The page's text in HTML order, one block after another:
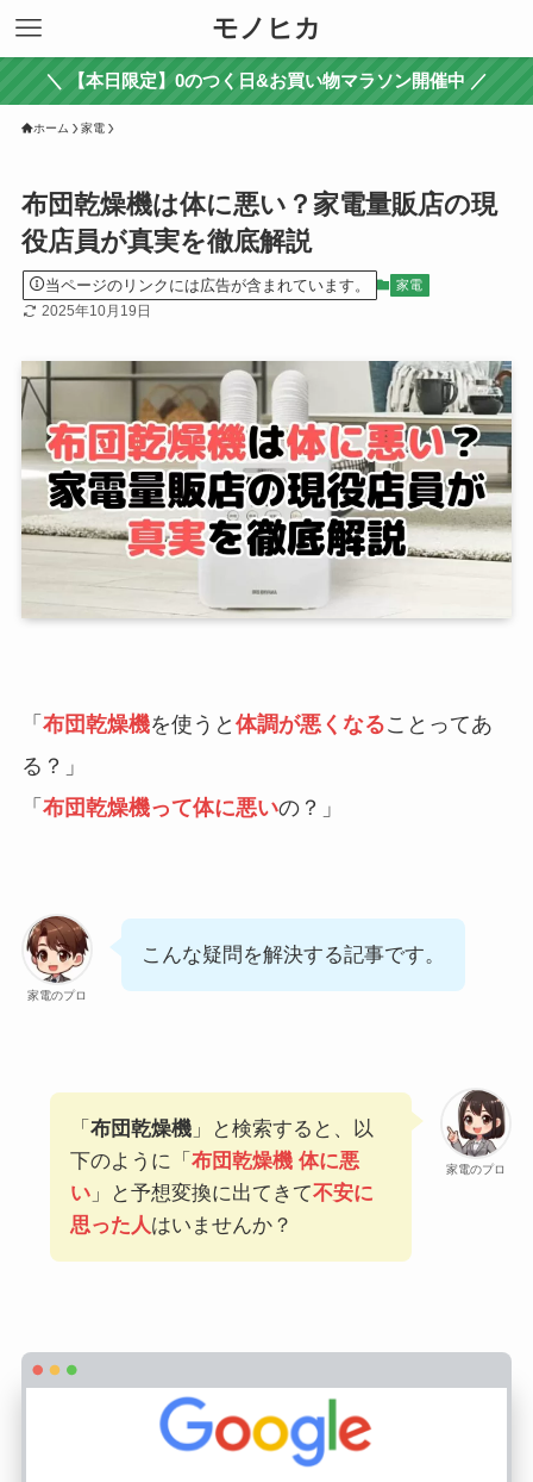
モノヒカ
＼ 【本日限定】0のつく日&お買い物マラソン開催中 ／
ホーム 家電
布団乾燥機は体に悪い？家電量販店の現
役店員が真実を徹底解説
当ページのリンクには広告が含まれています。 家電
2025年10月19日
「 布団乾燥機を使うと 体調が悪くなることってあ
る？」
「 布団乾燥機って体に悪いの？」
家電のプロ
こんな疑問を解決する記事です。
家電のプロ
「 布団乾燥機」と検索すると、以
下のように「 布団乾燥機 体に悪
い」と予想変換に出てきて不安に
思った人はいませんか？